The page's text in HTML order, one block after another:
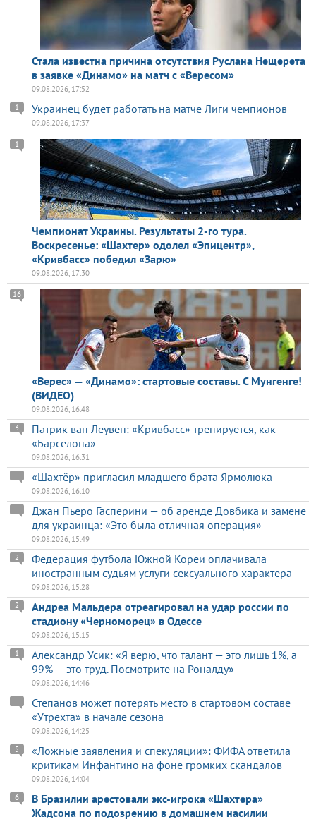
Стала известна причина отсутствия Руслана Нещерета
в заявке «Динамо» на матч с «Вересом»
09.08.2026, 17:52
Украинец будет работать на матче Лиги чемпионов
1
09.08.2026, 17:37
Чемпионат Украины. Результаты 2-го тура.
Воскресенье: «Шахтер» одолел «Эпицентр»,
«Кривбасс» победил «Зарю»
1
09.08.2026, 17:30
«Верес» — «Динамо»: стартовые составы. С Мунгенге!
(ВИДЕО)
16
09.08.2026, 16:48
Патрик ван Леувен: «Кривбасс» тренируется, как
«Барселона»
3
09.08.2026, 16:31
«Шахтёр» пригласил младшего брата Ярмолюка
09.08.2026, 16:10
Джан Пьеро Гасперини — об аренде Довбика и замене
для украинца: «Это была отличная операция»
09.08.2026, 15:49
Федерация футбола Южной Кореи оплачивала
иностранным судьям услуги сексуального характера
2
09.08.2026, 15:28
Андреа Мальдера отреагировал на удар россии по
стадиону «Черноморец» в Одессе
2
09.08.2026, 15:15
Александр Усик: «Я верю, что талант — это лишь 1%, а
99% — это труд. Посмотрите на Роналду»
1
09.08.2026, 14:46
Степанов может потерять место в стартовом составе
«Утрехта» в начале сезона
09.08.2026, 14:25
«Ложные заявления и спекуляции»: ФИФА ответила
критикам Инфантино на фоне громких скандалов
5
09.08.2026, 14:04
В Бразилии арестовали экс-игрока «Шахтера»
Жадсона по подозрению в домашнем насилии
6